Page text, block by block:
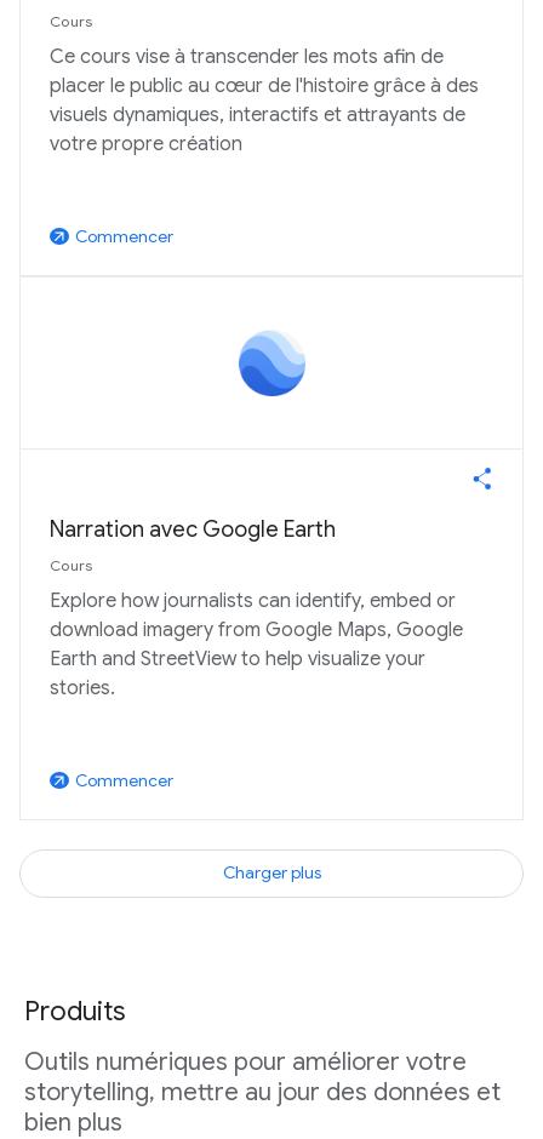
Cours
Ce cours vise à transcender les mots afin de
placer le public au cœur de l'histoire grâce à des
visuels dynamiques, interactifs et attrayants de
votre propre création
arrow_outward Commencer
Narration avec Google Earth
Cours
Explore how journalists can identify, embed or
download imagery from Google Maps, Google
Earth and StreetView to help visualize your
stories.
arrow_outward Commencer
Charger plus
Produits
Outils numériques pour améliorer votre
storytelling, mettre au jour des données et
bien plus